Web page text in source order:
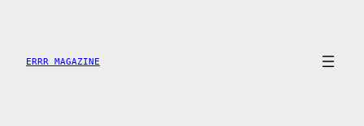
contenido
ERRR MAGAZINE